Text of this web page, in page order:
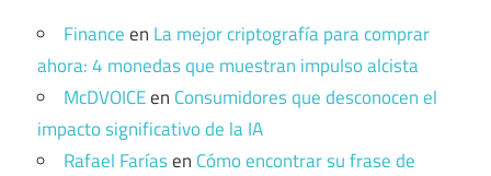
Financeen La mejor criptografía para comprar
ahora: 4 monedas que muestran impulso alcista
McDVOICEen Consumidores que desconocen el
impacto significativo de la IA
Rafael Faríasen Cómo encontrar su frase de